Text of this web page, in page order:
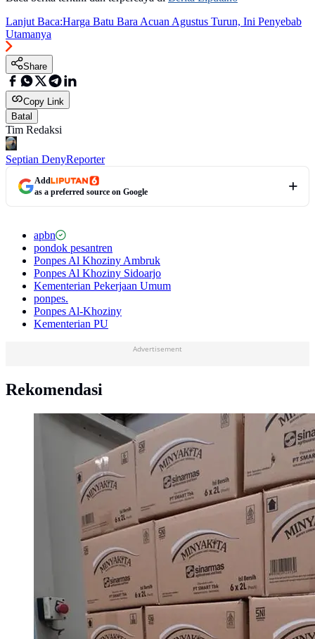
Lanjut Baca:Harga Batu Bara Acuan Agustus Turun, Ini Penyebab
Utamanya
Share
Copy Link
Batal
Tim Redaksi
Septian DenyReporter
Add
as a preferred source on Google
apbn
pondok pesantren
Ponpes Al Khoziny Ambruk
Ponpes Al Khoziny Sidoarjo
Kementerian Pekerjaan Umum
ponpes.
Ponpes Al-Khoziny
Kementerian PU
Advertisement
Rekomendasi